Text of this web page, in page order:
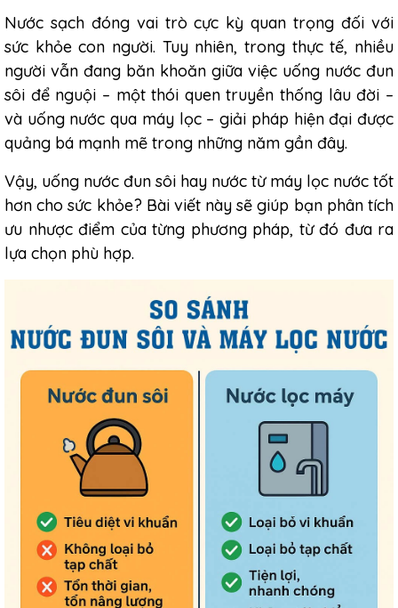
Nước sạch đóng vai trò cực kỳ quan trọng đối với
sức khỏe con người. Tuy nhiên, trong thực tế, nhiều
người vẫn đang băn khoăn giữa việc uống nước đun
sôi để nguội – một thói quen truyền thống lâu đời –
và uống nước qua máy lọc – giải pháp hiện đại được
quảng bá mạnh mẽ trong những năm gần đây.
Vậy, uống nước đun sôi hay nước từ máy lọc nước tốt
hơn cho sức khỏe? Bài viết này sẽ giúp bạn phân tích
ưu nhược điểm của từng phương pháp, từ đó đưa ra
lựa chọn phù hợp.